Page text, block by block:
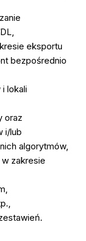
eksportu
bezpośrednio
lokali
oraz
i/lub
algorytmów,
zakresie